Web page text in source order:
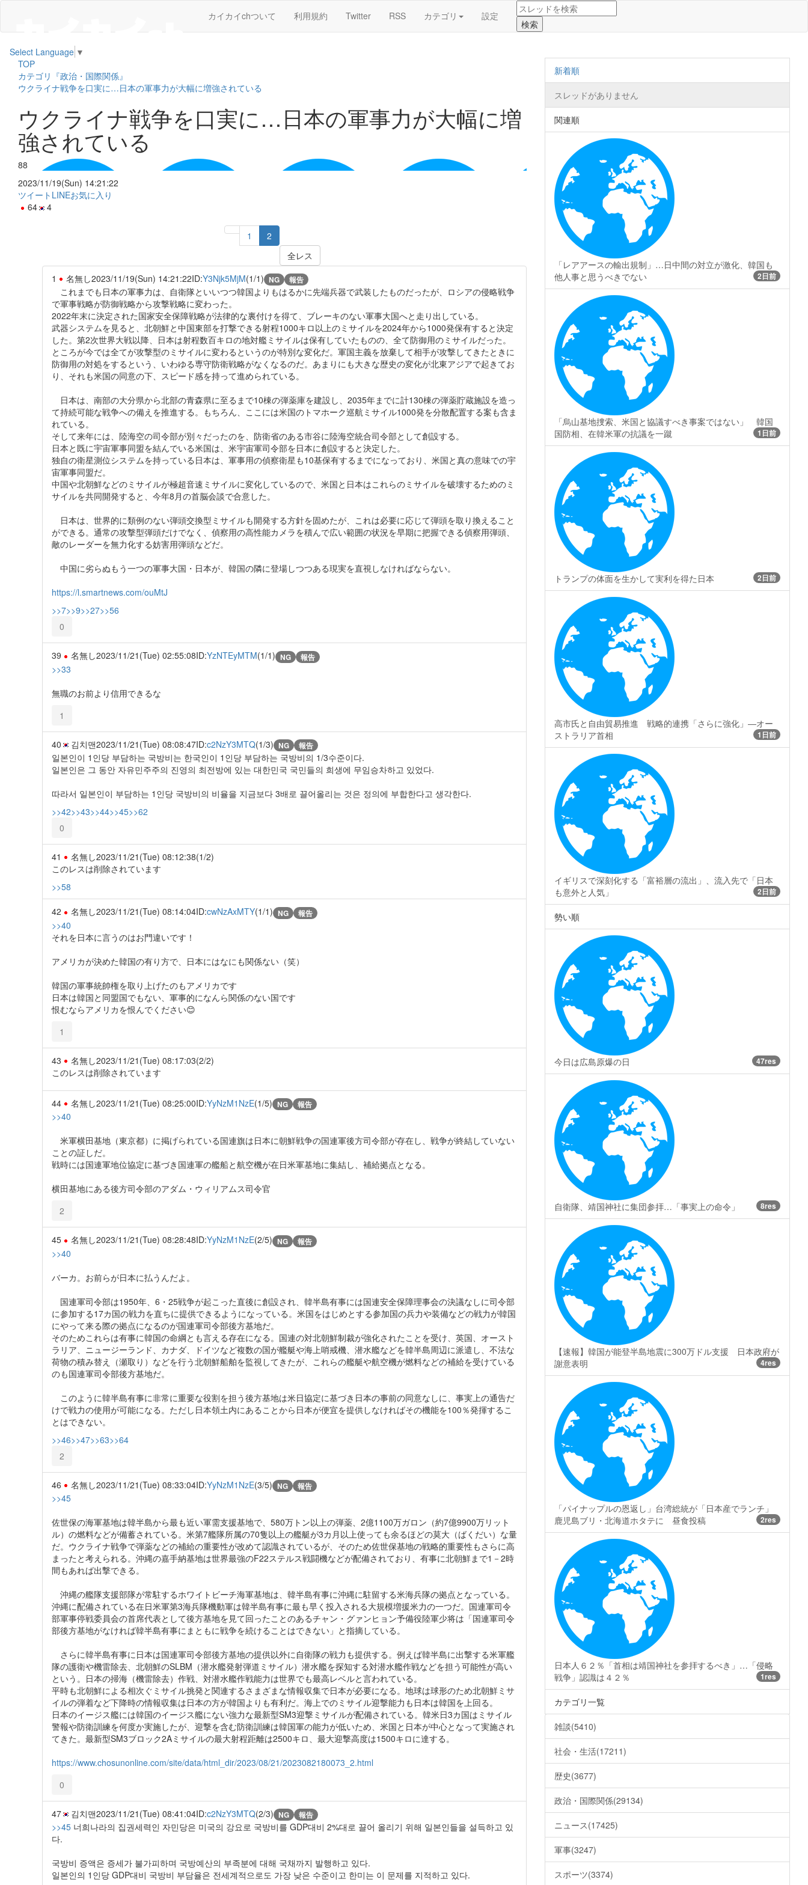
カイカイchついて 利用規約 Twitter RSS カテゴリ 設定
Select Language ▼
TOP
カテゴリ『政治・国際関係』
ウクライナ戦争を口実に…日本の軍事力が大幅に増強されている
ウクライナ戦争を口実に…日本の軍事力が大幅に増
強されている
88
2023/11/19(Sun) 14:21:22
ツイート LINEお気に入り
64
4
1
2
全レス
1
名無し2023/11/19(Sun) 14:21:22ID:Y3Njk5MjM(1/1) NG 報告
これまでも日本の軍事力は、自衛隊といいつつ韓国よりもはるかに先端兵器で武装したものだったが、ロシアの侵略戦争
で軍事戦略が防御戦略から攻撃戦略に変わった。
2022年末に決定された国家安全保障戦略が法律的な裏付けを得て、ブレーキのない軍事大国へと走り出している。
武器システムを見ると、北朝鮮と中国東部を打撃できる射程1000キロ以上のミサイルを2024年から1000発保有すると決定
した。第2次世界大戦以降、日本は射程数百キロの地対艦ミサイルは保有していたものの、全て防御用のミサイルだった。
ところが今では全てが攻撃型のミサイルに変わるというのが特別な変化だ。軍国主義を放棄して相手が攻撃してきたときに
防御用の対処をするという、いわゆる専守防衛戦略がなくなるのだ。あまりにも大きな歴史の変化が北東アジアで起きてお
り、それも米国の同意の下、スピード感を持って進められている。
日本は、南部の大分県から北部の青森県に至るまで10棟の弾薬庫を建設し、2035年までに計130棟の弾薬貯蔵施設を造っ
て持続可能な戦争への備えを推進する。もちろん、ここには米国のトマホーク巡航ミサイル1000発を分散配置する案も含ま
れている。
そして来年には、陸海空の司令部が別々だったのを、防衛省のある市谷に陸海空統合司令部として創設する。
日本と既に宇宙軍事同盟を結んでいる米国は、米宇宙軍司令部を日本に創設すると決定した。
独自の衛星測位システムを持っている日本は、軍事用の偵察衛星も10基保有するまでになっており、米国と真の意味での宇
宙軍事同盟だ。
中国や北朝鮮などのミサイルが極超音速ミサイルに変化しているので、米国と日本はこれらのミサイルを破壊するためのミ
サイルを共同開発すると、今年8月の首脳会談で合意した。
日本は、世界的に類例のない弾頭交換型ミサイルも開発する方針を固めたが、これは必要に応じて弾頭を取り換えること
ができる。通常の攻撃型弾頭だけでなく、偵察用の高性能カメラを積んで広い範囲の状況を早期に把握できる偵察用弾頭、
敵のレーダーを無力化する妨害用弾頭などだ。
中国に劣らぬもう一つの軍事大国・日本が、韓国の隣に登場しつつある現実を直視しなければならない。
https://l.smartnews.com/ouMtJ
>>7>>9>>27>>56
0
39 名無し2023/11/21(Tue) 02:55:08ID:YzNTEyMTM(1/1) NG 報告
>>33
無職のお前より信用できるな
1
40 김치맨2023/11/21(Tue) 08:08:47ID:c2NzY3MTQ(1/3) NG 報告
일본인이 1인당 부담하는 국방비는 한국인이 1인당 부담하는 국방비의 1/3수준이다.
일본인은 그 동안 자유민주주의 진영의 최전방에 있는 대한민국 국민들의 희생에 무임승차하고 있었다.
따라서 일본인이 부담하는 1인당 국방비의 비율을 지금보다 3배로 끌어올리는 것은 정의에 부합한다고 생각한다.
>>42>>43>>44>>45>>62
0
41 名無し2023/11/21(Tue) 08:12:38(1/2)
このレスは削除されています
>>58
42 名無し2023/11/21(Tue) 08:14:04ID:cwNzAxMTY(1/1) NG 報告
>>40
それを日本に言うのはお門違いです！
アメリカが決めた韓国の有り方で、日本にはなにも関係ない（笑）
韓国の軍事統帥権を取り上げたのもアメリカです
日本は韓国と同盟国でもない、軍事的になんら関係のない国です
恨むならアメリカを恨んでください😊
1
43 名無し2023/11/21(Tue) 08:17:03(2/2)
このレスは削除されています
44 名無し2023/11/21(Tue) 08:25:00ID:YyNzM1NzE(1/5) NG 報告
>>40
米軍横田基地（東京都）に掲げられている国連旗は日本に朝鮮戦争の国連軍後方司令部が存在し、戦争が終結していない
ことの証しだ。
戦時には国連軍地位協定に基づき国連軍の艦船と航空機が在日米軍基地に集結し、補給拠点となる。
横田基地にある後方司令部のアダム・ウィリアムス司令官
2
45 名無し2023/11/21(Tue) 08:28:48ID:YyNzM1NzE(2/5) NG 報告
>>40
バーカ。お前らが日本に払うんだよ。
国連軍司令部は1950年、6・25戦争が起こった直後に創設され、韓半島有事には国連安全保障理事会の決議なしに司令部
に参加する17カ国の戦力を直ちに提供できるようになっている。米国をはじめとする参加国の兵力や装備などの戦力が韓国
にやって来る際の拠点になるのが国連軍司令部後方基地だ。
そのためこれらは有事に韓国の命綱とも言える存在になる。国連の対北朝鮮制裁が強化されたことを受け、英国、オースト
ラリア、ニュージーランド、カナダ、ドイツなど複数の国が艦艇や海上哨戒機、潜水艦などを韓半島周辺に派遣し、不法な
荷物の積み替え（瀬取り）などを行う北朝鮮船舶を監視してきたが、これらの艦艇や航空機が燃料などの補給を受けている
のも国連軍司令部後方基地だ。
このように韓半島有事に非常に重要な役割を担う後方基地は米日協定に基づき日本の事前の同意なしに、事実上の通告だ
けで戦力の使用が可能になる。ただし日本領土内にあることから日本が便宜を提供しなければその機能を100％発揮するこ
とはできない。
>>46>>47>>63>>64
2
46 名無し2023/11/21(Tue) 08:33:04ID:YyNzM1NzE(3/5) NG 報告
>>45
佐世保の海軍基地は韓半島から最も近い軍需支援基地で、580万トン以上の弾薬、2億1100万ガロン（約7億9900万リット
ル）の燃料などが備蓄されている。米第7艦隊所属の70隻以上の艦艇が3カ月以上使っても余るほどの莫大（ばくだい）な量
だ。ウクライナ戦争で弾薬などの補給の重要性が改めて認識されているが、そのため佐世保基地の戦略的重要性もさらに高
まったと考えられる。沖縄の嘉手納基地は世界最強のF22ステルス戦闘機などが配備されており、有事に北朝鮮まで1－2時
間もあれば出撃できる。
沖縄の艦隊支援部隊が常駐するホワイトビーチ海軍基地は、韓半島有事に沖縄に駐留する米海兵隊の拠点となっている。
沖縄に配備されている在日米軍第3海兵隊機動軍は韓半島有事に最も早く投入される大規模増援米力の一つだ。国連軍司令
部軍事停戦委員会の首席代表として後方基地を見て回ったことのあるチャン・グァンヒョン予備役陸軍少将は「国連軍司令
部後方基地がなければ韓半島有事にまともに戦争を続けることはできない」と指摘している。
さらに韓半島有事に日本は国連軍司令部後方基地の提供以外に自衛隊の戦力も提供する。例えば韓半島に出撃する米軍艦
隊の護衛や機雷除去、北朝鮮のSLBM（潜水艦発射弾道ミサイル）潜水艦を探知する対潜水艦作戦などを担う可能性が高い
という。日本の掃海（機雷除去）作戦、対潜水艦作戦能力は世界でも最高レベルと言われている。
平時も北朝鮮による相次ぐミサイル挑発と関連するさまざまな情報収集で日本が必要になる。地球は球形のため北朝鮮ミサ
イルの弾着など下降時の情報収集は日本の方が韓国よりも有利だ。海上でのミサイル迎撃能力も日本は韓国を上回る。
日本のイージス艦には韓国のイージス艦にない強力な最新型SM3迎撃ミサイルが配備されている。韓米日3カ国はミサイル
警報や防衛訓練を何度か実施したが、迎撃を含む防衛訓練は韓国軍の能力が低いため、米国と日本が中心となって実施され
てきた。最新型SM3ブロック2Aミサイルの最大射程距離は2500キロ、最大迎撃高度は1500キロに達する。
https://www.chosunonline.com/site/data/html_dir/2023/08/21/2023082180073_2.html
0
47 김치맨2023/11/21(Tue) 08:41:04ID:c2NzY3MTQ(2/3) NG 報告
>>45 너희나라의 집권세력인 자민당은 미국의 강요로 국방비를 GDP대비 2%대로 끌어 올리기 위해 일본인들을 설득하고 있
다.
국방비 증액은 증세가 불가피하며 국방예산의 부족분에 대해 국채까지 발행하고 있다.
일본인의 1인당 GDP대비 국방비 부담율은 전세계적으로도 가장 낮은 수준이고 한미는 이 문제를 지적하고 있다.
新着順
スレッドがありません
関連順
「レアアースの輸出規制」…日中間の対立が激化、韓国も
他人事と思うべきでない
2日前
「烏山基地捜索、米国と協議すべき事案ではない」 韓国
国防相、在韓米軍の抗議を一蹴
1日前
トランプの体面を生かして実利を得た日本 2日前
高市氏と自由貿易推進 戦略的連携「さらに強化」―オー
ストラリア首相
1日前
イギリスで深刻化する「富裕層の流出」、流入先で「日本
も意外と人気」
2日前
勢い順
今日は広島原爆の日 47res
自衛隊、靖国神社に集団参拝…「事実上の命令」 8res
【速報】韓国が能登半島地震に300万ドル支援 日本政府が
謝意表明
4res
「パイナップルの恩返し」台湾総統が「日本産でランチ」
鹿児島ブリ・北海道ホタテに 昼食投稿
2res
日本人６２％「首相は靖国神社を参拝するべき」…「侵略
戦争」認識は４２％
1res
カテゴリ一覧
雑談(5410)
社会・生活(17211)
歴史(3677)
政治・国際関係(29134)
ニュース(17425)
軍事(3247)
スポーツ(3374)